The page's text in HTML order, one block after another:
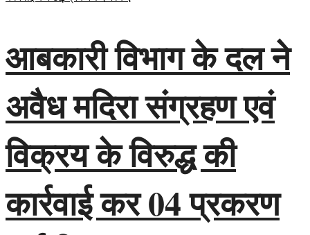
आबकारी विभाग के दल ने
अवैध मदिरा संग्रहण एवं
विक्रय के विरुद्ध की
कार्रवाई कर 04 प्रकरण